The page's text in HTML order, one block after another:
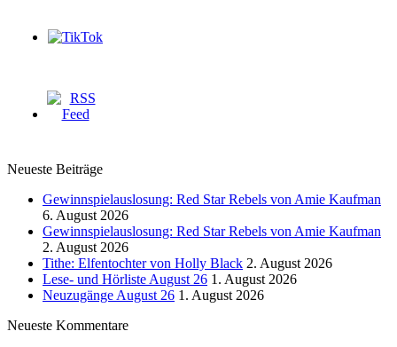
Neueste Beiträge
Gewinnspielauslosung: Red Star Rebels von Amie Kaufman
6. August 2026
Gewinnspielauslosung: Red Star Rebels von Amie Kaufman
2. August 2026
Tithe: Elfentochter von Holly Black 2. August 2026
Lese- und Hörliste August 26 1. August 2026
Neuzugänge August 26 1. August 2026
Neueste Kommentare